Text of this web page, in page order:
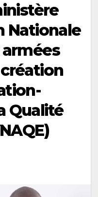
Nationale
Qualité